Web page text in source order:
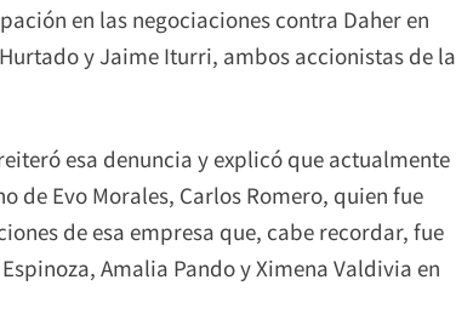
en las negociaciones contra Daher en
y Jaime Iturri, ambos accionistas de la
esa denuncia y explicó que actualmente
de Evo Morales, Carlos Romero, quien fue
de esa empresa que, cabe recordar, fue
Amalia Pando y Ximena Valdivia en